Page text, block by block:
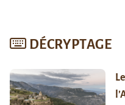
DÉCRYPTAGE